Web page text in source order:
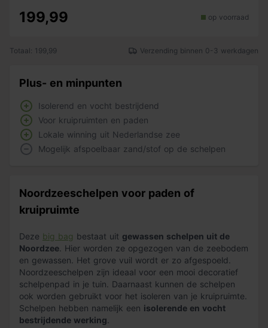
199,99 op voorraad
Totaal: 199,99 Verzending binnen 0-3 werkdagen
Plus- en minpunten
Isolerend en vocht bestrijdend
Voor kruipruimten en paden
Lokale winning uit Nederlandse zee
Mogelijk afspoelbaar zand/stof op de schelpen
Noordzeeschelpen voor paden of
kruipruimte
Deze big bag bestaat uit gewassen schelpen uit de
Noordzee . Hier worden ze opgezogen van de zeebodem
en gewassen. Het grove vuil wordt er zo afgespoeld.
Noordzeeschelpen zijn ideaal voor een mooi decoratief
schelpenpad in je tuin. Daarnaast kunnen de schelpen
ook worden gebruikt voor het isoleren van je kruipruimte.
Schelpen hebben namelijk een isolerende en vocht
bestrijdende werking